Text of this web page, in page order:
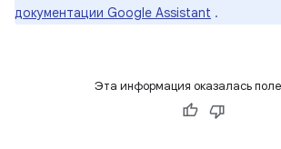
документации Google Assistant .
Эта информация оказалась